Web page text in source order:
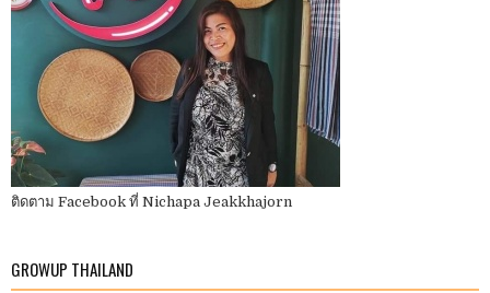
ติดตาม Facebook ที่ Nichapa Jeakkhajorn
GROWUP THAILAND